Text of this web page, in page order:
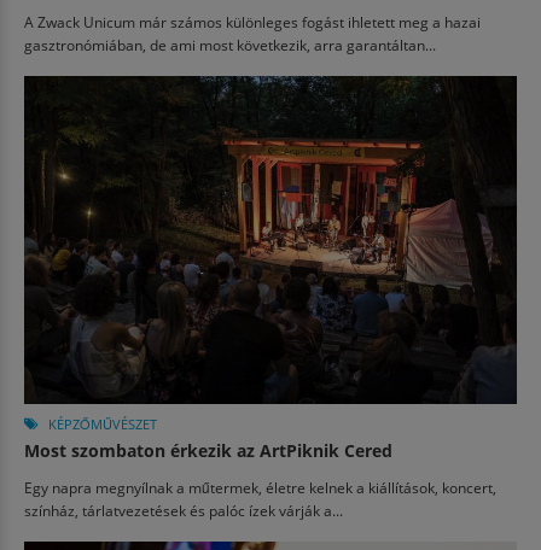
A Zwack Unicum már számos különleges fogást ihletett meg a hazai
gasztronómiában, de ami most következik, arra garantáltan...
KÉPZŐMŰVÉSZET
Most szombaton érkezik az ArtPiknik Cered
Egy napra megnyílnak a műtermek, életre kelnek a kiállítások, koncert,
színház, tárlatvezetések és palóc ízek várják a...